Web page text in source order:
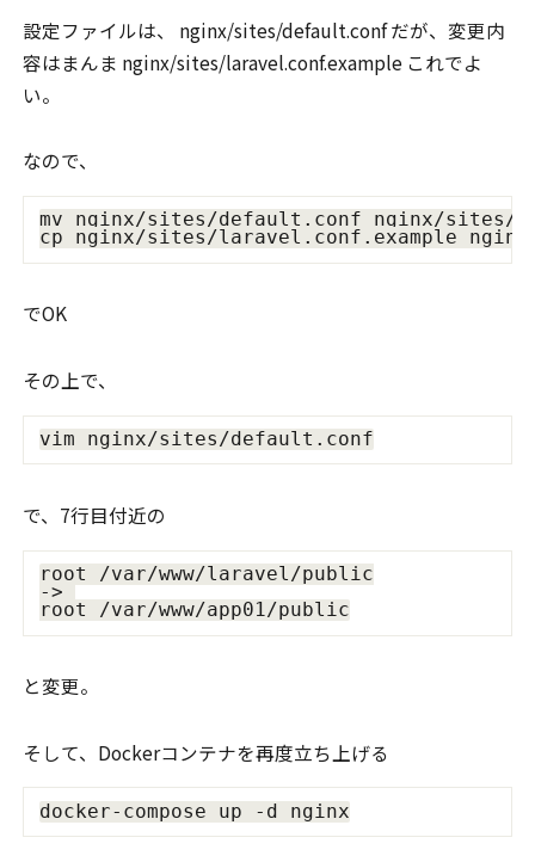
設定ファイルは、 nginx/sites/default.conf だが、変更内
容はまんま nginx/sites/laravel.conf.example これでよ
い。
なので、
mv nginx/sites/default.conf nginx/sites/
でOK
その上で、
で、7行目付近の
root /var/www/laravel/public
->
と変更。
そして、Dockerコンテナを再度立ち上げる